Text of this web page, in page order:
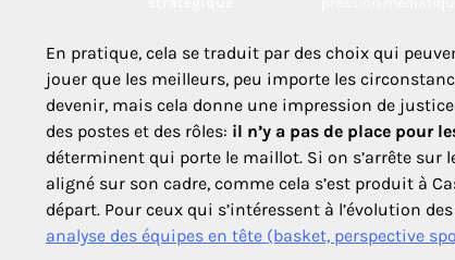
En pratique, cela se traduit par des choix qui
jouer que les meilleurs, peu importe les
devenir, mais cela donne une impression de
des postes et des rôles: il n’y a pas de place pour
déterminent qui porte le maillot. Si on s’arrête sur
aligné sur son cadre, comme cela s’est produit à
départ. Pour ceux qui s’intéressent à l’évolution
analyse des équipes en tête (basket, perspective